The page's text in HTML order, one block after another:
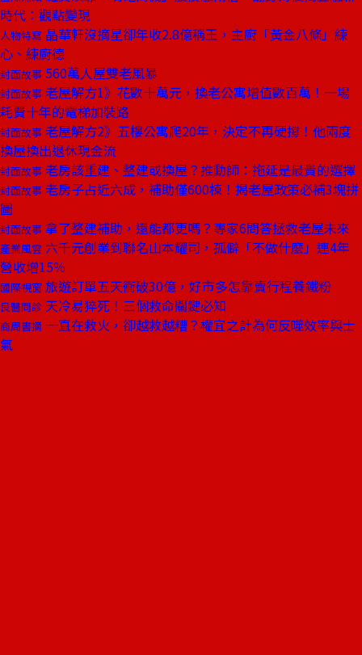
時代：觀點變現
人物特寫 晶華軒沒摘星卻年收2.8億稱王，主廚「黃金八條」練
心、練廚德
封面故事 560萬人屋雙老風暴
封面故事 老屋解方1》花數十萬元，換老公寓增值數百萬！一場
耗費十年的電梯加裝路
封面故事 老屋解方2》五樓公寓爬20年，決定不再硬撐！他兩度
換屋換出退休現金流
封面故事 老房該重建、整建或換屋？推動師：拖延是最貴的選擇
封面故事 老房子占近六成，補助僅600棟！揭老屋政策必補3塊拼
圖
封面故事 拿了整建補助，還能都更嗎？專家6問答拯救老屋未來
產業風雲 六千元創業到聯名山本耀司，孤僻「不做什麼」連4年
營收增15％
國際視窗 旅遊訂單五天衝破30億，好市多怎靠賣行程養鐵粉
良醫問診 天冷易猝死！三個救命關鍵必知
商周書摘 一直在救火，卻越救越糟？權宜之計為何反噬效率與士
氣